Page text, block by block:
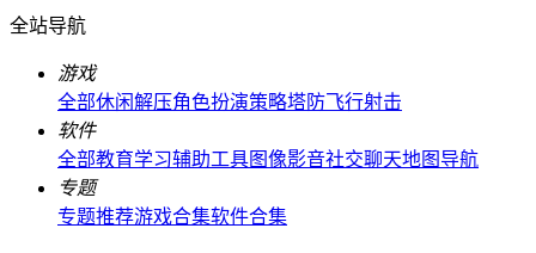
全站导航
游戏
全部休闲解压角色扮演策略塔防飞行射击
软件
全部教育学习辅助工具图像影音社交聊天地图导航
专题
专题推荐游戏合集软件合集